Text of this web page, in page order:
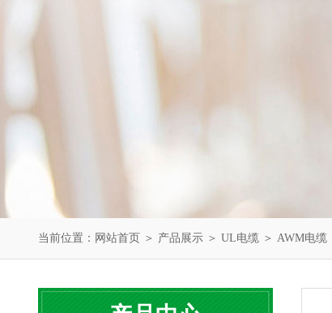
当前位置： 网站首页 ＞ 产品展示 ＞ UL电缆 ＞ AWM电缆